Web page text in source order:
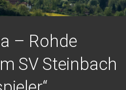
– Rohde
SV Steinbach